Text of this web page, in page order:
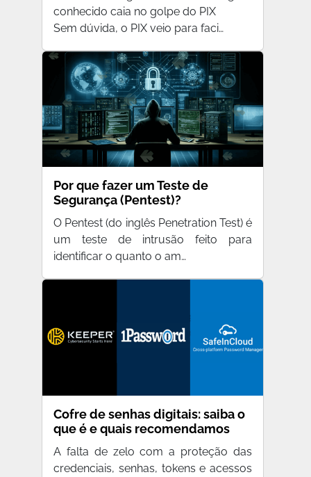
conhecido caia no golpe do PIX
Sem dúvida, o PIX veio para faci…
Por que fazer um Teste de
Segurança (Pentest)?
O Pentest (do inglês Penetration Test) é
um teste de intrusão feito para
identificar o quanto o am…
Cofre de senhas digitais: saiba o
que é e quais recomendamos
A falta de zelo com a proteção das
credenciais, senhas, tokens e acessos